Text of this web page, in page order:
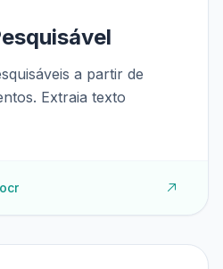
a partir de
Extraia texto